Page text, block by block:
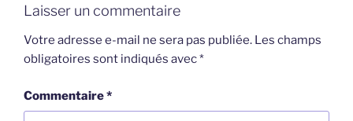
Laisser un commentaire
Votre adresse e-mail ne sera pas publiée. Les champs
obligatoires sont indiqués avec*
Commentaire*